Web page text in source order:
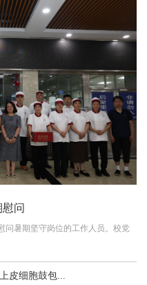
问
问暑期坚守岗位的工作人员。校党
皮细胞鼓包...